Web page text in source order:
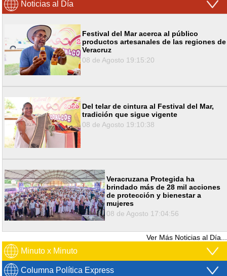
Noticias al Día
Festival del Mar acerca al público
productos artesanales de las regiones de
Veracruz
08 de Agosto 19:15:20
Del telar de cintura al Festival del Mar,
tradición que sigue vigente
08 de Agosto 19:10:38
Veracruzana Protegida ha
brindado más de 28 mil acciones
de protección y bienestar a
mujeres
08 de Agosto 17:04:56
Ver Más Noticias al Día...
Minuto x Minuto
Columna Política Express